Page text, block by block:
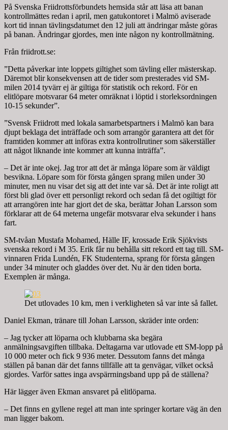
På Svenska Friidrottsförbundets hemsida står att läsa att banan
kontrollmättes redan i april, men gatukontoret i Malmö aviserade
kort tid innan tävlingsdatumet den 12 juli att ändringar måste göras
på banan. Ändringar gjordes, men inte någon ny kontrollmätning.
Från friidrott.se:
”Detta påverkar inte loppets giltighet som tävling eller mästerskap.
Däremot blir konsekvensen att de tider som presterades vid SM-
milen 2014 tyvärr ej är giltiga för statistik och rekord. För en
elitlöpare motsvarar 64 meter omräknat i löptid i storleksordningen
10-15 sekunder”.
”Svensk Friidrott med lokala samarbetspartners i Malmö kan bara
djupt beklaga det inträffade och som arrangör garantera att det för
framtiden kommer att införas extra kontrollrutiner som säkerställer
att något liknande inte kommer att kunna inträffa”.
– Det är inte okej. Jag tror att det är många löpare som är väldigt
besvikna. Löpare som för första gången sprang milen under 30
minuter, men nu visar det sig att det inte var så. Det är inte roligt att
först bli glad över ett personligt rekord och sedan få det ogiltigt för
att arrangören inte har gjort det de ska, berättar Johan Larsson som
förklarar att de 64 meterna ungefär motsvarar elva sekunder i hans
fart.
SM-tvåan Mustafa Mohamed, Hälle IF, krossade Erik Sjökvists
svenska rekord i M 35. Erik får nu behålla sitt rekord ett tag till. SM-
vinnaren Frida Lundén, FK Studenterna, sprang för första gången
under 34 minuter och gladdes över det. Nu är den tiden borta.
Exemplen är många.
Det utlovades 10 km, men i verkligheten så var inte så fallet.
Daniel Ekman, tränare till Johan Larsson, skräder inte orden:
– Jag tycker att löparna och klubbarna ska begära
anmälningsavgiften tillbaka. Deltagarna var utlovade ett SM-lopp på
10 000 meter och fick 9 936 meter. Dessutom fanns det många
ställen på banan där det fanns tillfälle att ta genvägar, vilket också
gjordes. Varför sattes inga avspärrningsband upp på de ställena?
Här lägger även Ekman ansvaret på elitlöparna.
– Det finns en gyllene regel att man inte springer kortare väg än den
man ligger bakom.